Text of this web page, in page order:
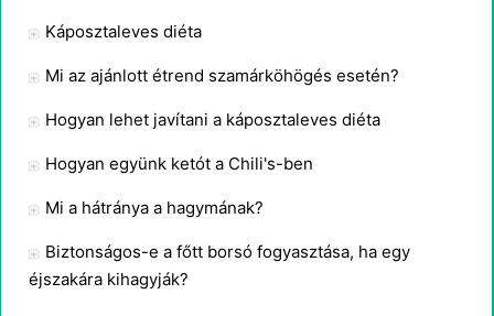
Káposztaleves diéta
Mi az ajánlott étrend szamárköhögés esetén?
Hogyan lehet javítani a káposztaleves diéta
Hogyan együnk ketót a Chili's-ben
Mi a hátránya a hagymának?
Biztonságos-e a főtt borsó fogyasztása, ha egy
éjszakára kihagyják?